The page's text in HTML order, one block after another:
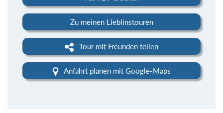
Zu meinen Lieblinstouren
Tour mit Freunden teilen
Anfahrt planen mit Google-Maps